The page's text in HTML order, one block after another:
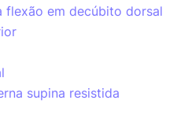
flexão em decúbito dorsal
supina resistida